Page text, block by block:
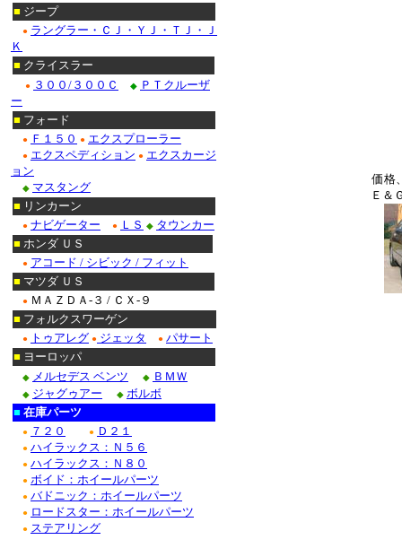
価格
Ｅ＆
■ ジープ
● ラングラー・ＣＪ・ＹＪ・ＴＪ・Ｊ
Ｋ
■ クライスラー
● ３００/３００Ｃ ◆ ＰＴクルーザ
ー
■ フォード
● Ｆ１５０ ● エクスプローラー
● エクスペディション ● エクスカージ
ョン
◆ マスタング
■ リンカーン
● ナビゲーター ● ＬＳ ◆ タウンカー
■ ホンダ ＵＳ
● アコード / シビック / フィット
■ マツダ ＵＳ
● ＭＡＺＤＡ-３ / ＣＸ-９
■ フォルクスワーゲン
● トゥアレグ ● ジェッタ ● パサート
■ ヨーロッパ
◆ メルセデス ベンツ ◆ ＢＭＷ
◆ ジャグゥアー ◆ ボルボ
■ 在庫パーツ
● ７２０ ● Ｄ２１
● ハイラックス：Ｎ５６
● ハイラックス：Ｎ８０
● ボイド：ホイールパーツ
● バドニック：ホイールパーツ
● ロードスター：ホイールパーツ
● ステアリング